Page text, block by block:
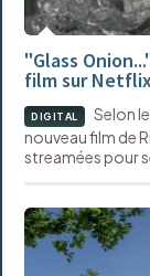
"Glass
film sur
DIGITAL
Selon
nouveau film de
streamées pour